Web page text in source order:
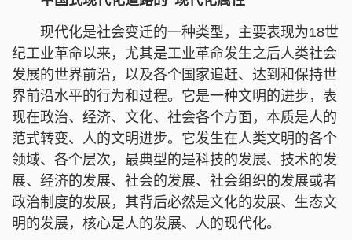
现代化是社会变迁的一种类型，主要表现为18世
纪工业革命以来，尤其是工业革命发生之后人类社会
发展的世界前沿，以及各个国家追赶、达到和保持世
界前沿水平的行为和过程。它是一种文明的进步，表
现在政治、经济、文化、社会各个方面，本质是人的
范式转变、人的文明进步。它发生在人类文明的各个
领域、各个层次，最典型的是科技的发展、技术的发
展、经济的发展、社会的发展、社会组织的发展或者
政治制度的发展，其背后必然是文化的发展、生态文
明的发展，核心是人的发展、人的现代化。